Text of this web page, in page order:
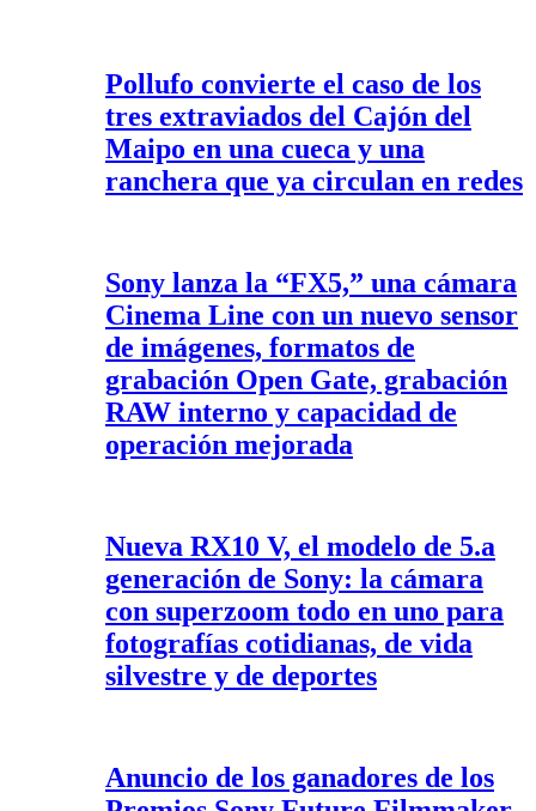
Pollufo convierte el caso de los
tres extraviados del Cajón del
Maipo en una cueca y una
ranchera que ya circulan en redes
Sony lanza la “FX5,” una cámara
Cinema Line con un nuevo sensor
de imágenes, formatos de
grabación Open Gate, grabación
RAW interno y capacidad de
operación mejorada
Nueva RX10 V, el modelo de 5.a
generación de Sony: la cámara
con superzoom todo en uno para
fotografías cotidianas, de vida
silvestre y de deportes
Anuncio de los ganadores de los